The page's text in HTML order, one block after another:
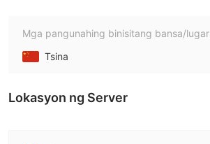
Mga pangunahing binisitang bansa/lugar
Tsina
Lokasyon ng Server